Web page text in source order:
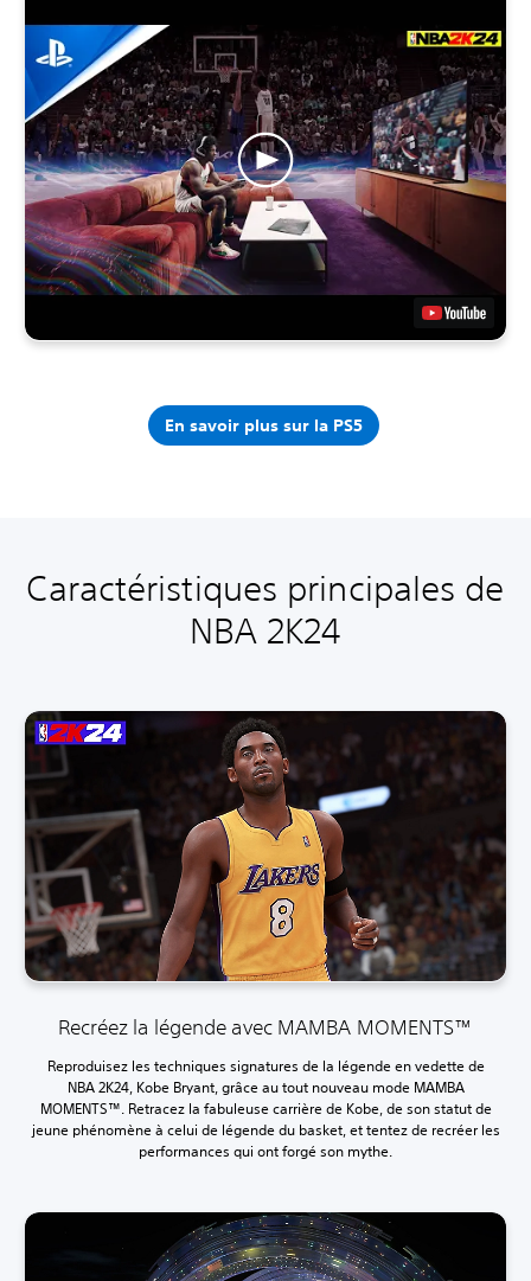
En savoir plus sur la PS5
Caractéristiques principales de
NBA 2K24
Recréez la légende avec MAMBA MOMENTS™
Reproduisez les techniques signatures de la légende en vedette de
NBA 2K24, Kobe Bryant, grâce au tout nouveau mode MAMBA
MOMENTS™. Retracez la fabuleuse carrière de Kobe, de son statut de
jeune phénomène à celui de légende du basket, et tentez de recréer les
performances qui ont forgé son mythe.